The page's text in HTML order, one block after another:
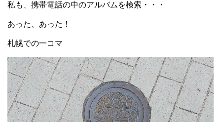
私も、携帯電話の中のアルバムを検索・・・
あった、あった！
札幌での一コマ